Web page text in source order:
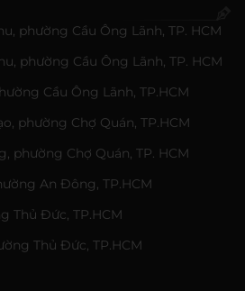
phường Cầu Ông Lãnh, TP. HCM
phường Cầu Ông Lãnh, TP. HCM
Cầu Ông Lãnh, TP.HCM
phường Chợ Quán, TP.HCM
phường Chợ Quán, TP. HCM
An Đông, TP.HCM
Thủ Đức, TP.HCM
Thủ Đức, TP.HCM